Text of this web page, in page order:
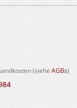
(sieheAGBs)